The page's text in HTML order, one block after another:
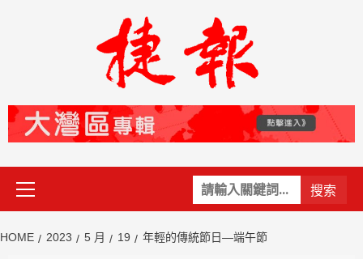
關
鍵
Primary
Menu
HOME 2023 5 月 19 年輕的傳統節日—端午節